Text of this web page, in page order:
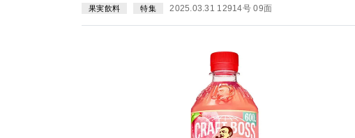
果実飲料 特集 2025.03.31 12914号 09面